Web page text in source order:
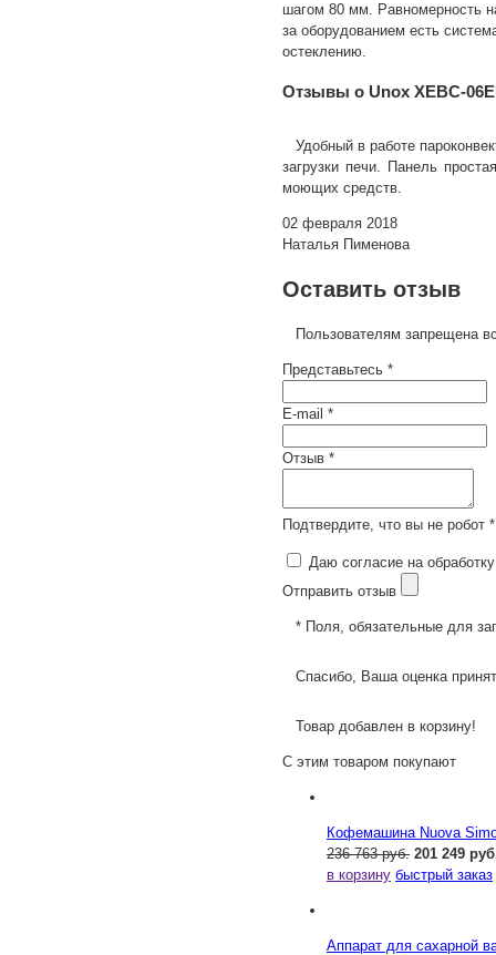
шагом 80 мм. Равномерность
за оборудованием есть
остеклению.
Отзывы о Unox XEBC-
Удобный в работе
загрузки печи. Панель
моющих средств.
02 февраля 2018
Наталья Пименова
Оставить отзыв
Пользователям запрещена
Представьтесь *
E-mail *
Отзыв *
Подтвердите, что вы не робот *
Даю согласие на
Отправить отзыв
* Поля, обязательные для
Спасибо, Ваша оценка
Товар добавлен в корзину!
С этим товаром покупают
Кофемашина Nuova
236 763 руб. 201 249
в корзину быстрый заказ
Аппарат для сахарной